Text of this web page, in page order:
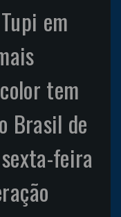
em
tem
Brasil de
feira